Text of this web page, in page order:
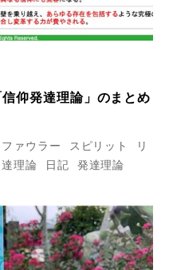
仰発達理論」のまとめ
ァウラー スピリット
リ
理論 日記 発達理論